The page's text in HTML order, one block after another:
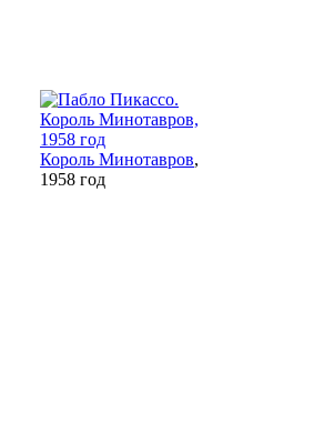
Король Минотавров,
1958 год